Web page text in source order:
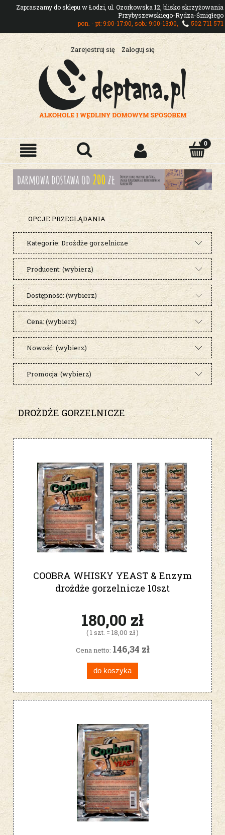
Zapraszamy do sklepu w Łodzi, ul. Ozorkowska 12, blisko skrzyżowania
Przybyszewskiego-Rydza-Śmigłego
pon. - pt: 9:00-17:00, sob.: 9:00-13:00,
502 711 571
Zarejestruj się Zaloguj się
OPCJE PRZEGLĄDANIA
Kategorie: Drożdże gorzelnicze
Producent: (wybierz)
Dostępność: (wybierz)
Cena: (wybierz)
Nowość: (wybierz)
Promocja: (wybierz)
DROŻDŻE GORZELNICZE
COOBRA WHISKY YEAST & Enzym
drożdże gorzelnicze 10szt
180,00 zł
( 1 szt. = 18,00 zł )
Cena netto: 146,34 zł
do koszyka